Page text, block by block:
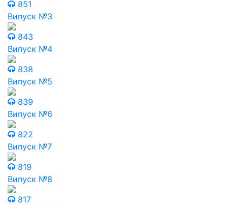
851
Випуск №3
843
Випуск №4
838
Випуск №5
839
Випуск №6
822
Випуск №7
819
Випуск №8
817